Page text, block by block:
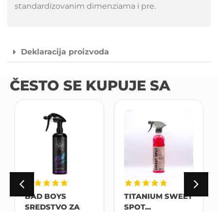
standardizovanim dimenziama i pre.
Deklaracija proizvoda
ČESTO SE KUPUJE SA
BAD BOYS
SREDSTVO ZA
TITANIUM SWEET
SPOT...